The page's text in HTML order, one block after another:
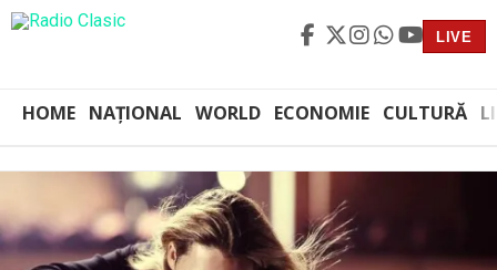
LIVE
HOME NAȚIONAL WORLD ECONOMIE CULTURĂ